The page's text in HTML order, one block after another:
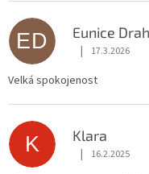
ED Eunice
Hodnocení
| 17.3.2026
Velká spokojenost
K Klara
Hodnocení
| 16.2.2025